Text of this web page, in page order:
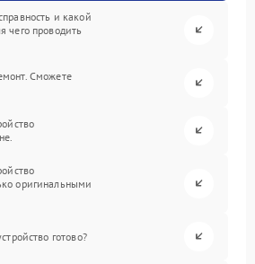
и какой
чего проводить
Сможете
оригинальными
готово?